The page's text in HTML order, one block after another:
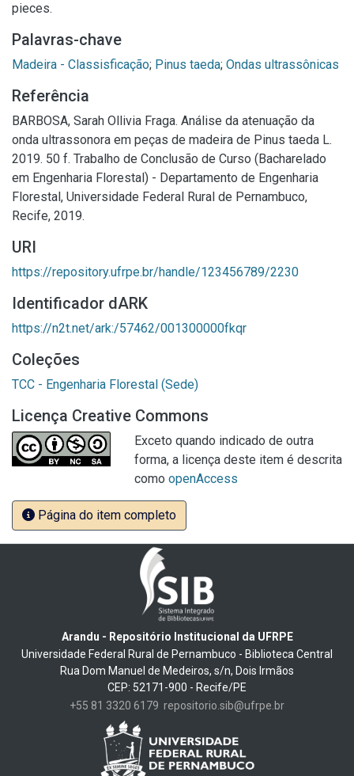
pieces.
Palavras-chave
Madeira - Classisficação; Pinus taeda; Ondas ultrassônicas
Referência
BARBOSA, Sarah Ollivia Fraga. Análise da atenuação da
onda ultrassonora em peças de madeira de Pinus taeda L.
2019. 50 f. Trabalho de Conclusão de Curso (Bacharelado
em Engenharia Florestal) - Departamento de Engenharia
Florestal, Universidade Federal Rural de Pernambuco,
Recife, 2019.
URI
https://repository.ufrpe.br/handle/123456789/2230
Identificador dARK
https://n2t.net/ark:/57462/001300000fkqr
Coleções
TCC - Engenharia Florestal (Sede)
Licença Creative Commons
Exceto quando indicado de outra
forma, a licença deste item é descrita
como openAccess
Página do item completo
Arandu - Repositório Institucional da UFRPE
Universidade Federal Rural de Pernambuco - Biblioteca Central
Rua Dom Manuel de Medeiros, s/n, Dois Irmãos
CEP: 52171-900 - Recife/PE
+55 81 3320 6179 repositorio.sib@ufrpe.br